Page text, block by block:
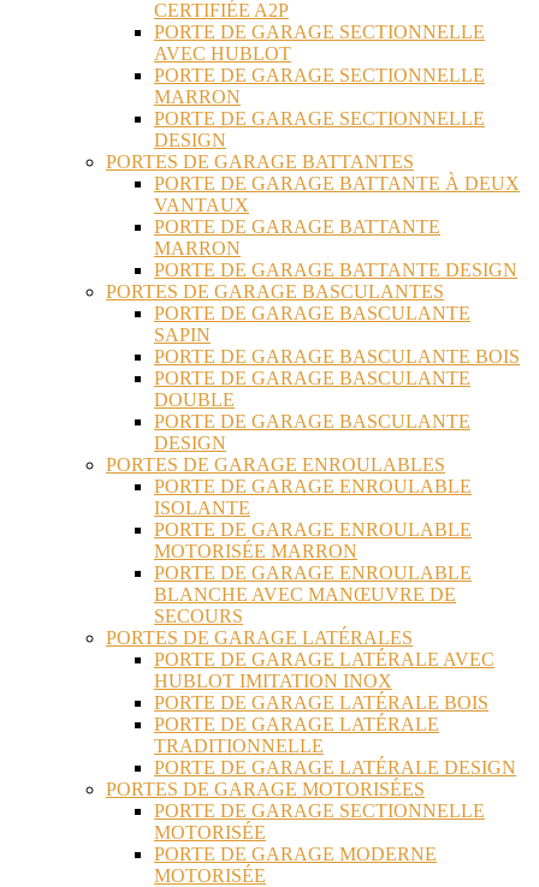
CERTIFIÉE A2P
PORTE DE GARAGE SECTIONNELLE
AVEC HUBLOT
PORTE DE GARAGE SECTIONNELLE
MARRON
PORTE DE GARAGE SECTIONNELLE
DESIGN
PORTES DE GARAGE BATTANTES
PORTE DE GARAGE BATTANTE À DEUX
VANTAUX
PORTE DE GARAGE BATTANTE
MARRON
PORTE DE GARAGE BATTANTE DESIGN
PORTES DE GARAGE BASCULANTES
PORTE DE GARAGE BASCULANTE
SAPIN
PORTE DE GARAGE BASCULANTE BOIS
PORTE DE GARAGE BASCULANTE
DOUBLE
PORTE DE GARAGE BASCULANTE
DESIGN
PORTES DE GARAGE ENROULABLES
PORTE DE GARAGE ENROULABLE
ISOLANTE
PORTE DE GARAGE ENROULABLE
MOTORISÉE MARRON
PORTE DE GARAGE ENROULABLE
BLANCHE AVEC MANŒUVRE DE
SECOURS
PORTES DE GARAGE LATÉRALES
PORTE DE GARAGE LATÉRALE AVEC
HUBLOT IMITATION INOX
PORTE DE GARAGE LATÉRALE BOIS
PORTE DE GARAGE LATÉRALE
TRADITIONNELLE
PORTE DE GARAGE LATÉRALE DESIGN
PORTES DE GARAGE MOTORISÉES
PORTE DE GARAGE SECTIONNELLE
MOTORISÉE
PORTE DE GARAGE MODERNE
MOTORISÉE